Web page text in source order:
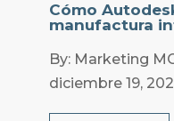
Cómo
manufactura
By: Marketing
diciembre 19,